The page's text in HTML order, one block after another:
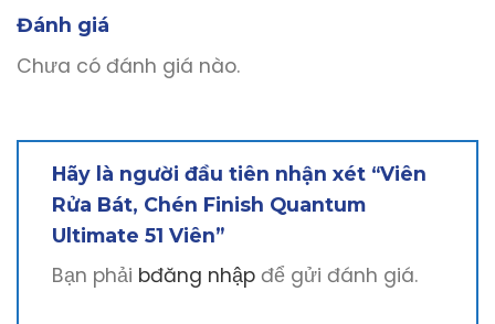
Đánh giá
Chưa có đánh giá nào.
Hãy là người đầu tiên nhận xét “Viên
Rửa Bát, Chén Finish Quantum
Ultimate 51 Viên”
Bạn phải bđăng nhập để gửi đánh giá.